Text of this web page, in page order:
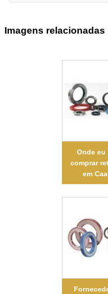
Imagens relacionadas
Onde eu
comprar
em